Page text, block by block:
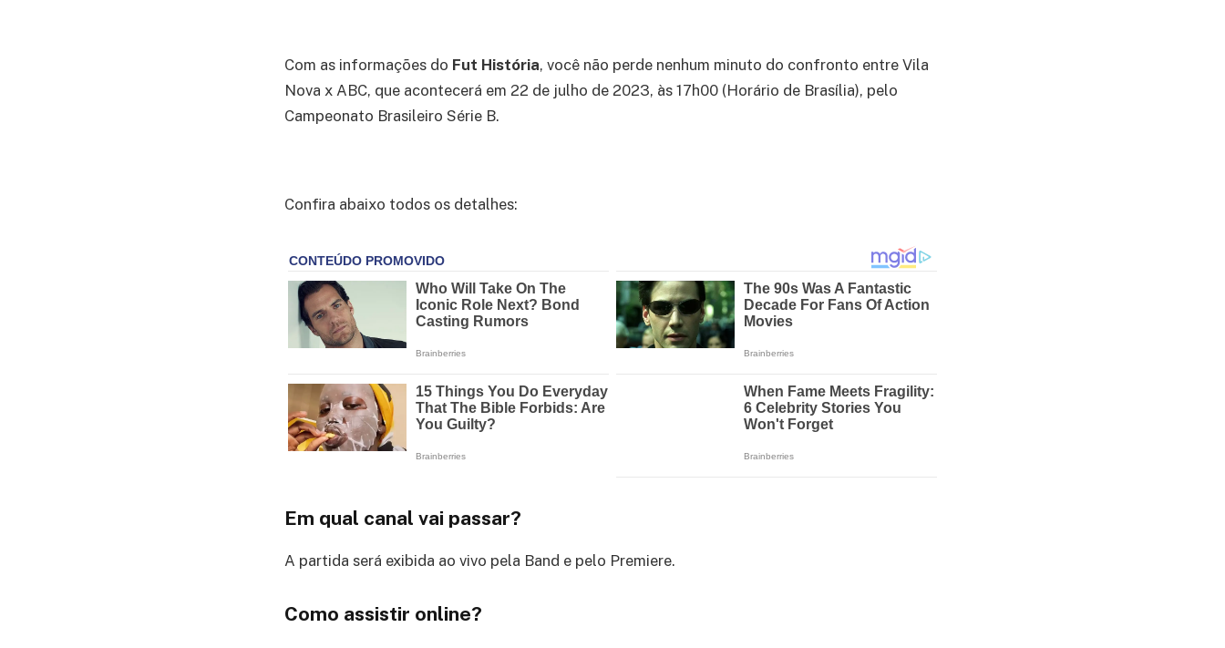
Com as informações do Fut História, você não perde nenhum minuto do confronto entre Vila
Nova x ABC, que acontecerá em 22 de julho de 2023, às 17h00 (Horário de Brasília), pelo
Campeonato Brasileiro Série B.
Confira abaixo todos os detalhes:
Em qual canal vai passar?
A partida será exibida ao vivo pela Band e pelo Premiere.
Como assistir online?